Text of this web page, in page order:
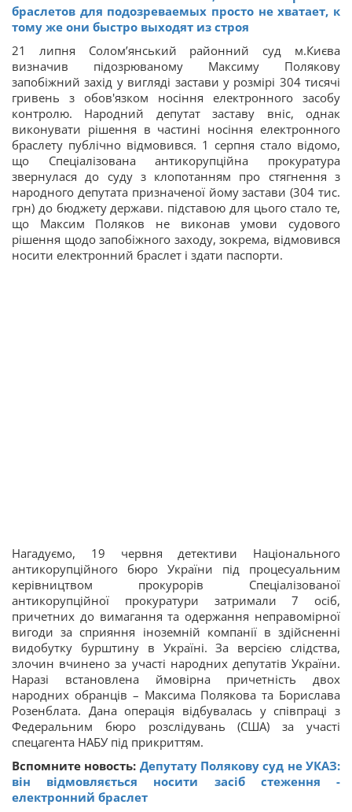
браслетов для подозреваемых просто не хватает, к
тому же они быстро выходят из строя
21 липня Солом’янський районний суд м.Києва
визначив підозрюваному Максиму Полякову
запобіжний захід у вигляді застави у розмірі 304 тисячі
гривень з обов'язком носіння електронного засобу
контролю. Народний депутат заставу вніс, однак
виконувати рішення в частині носіння електронного
браслету публічно відмовився. 1 серпня стало відомо,
що Спеціалізована антикорупційна прокуратура
звернулася до суду з клопотанням про стягнення з
народного депутата призначеної йому застави (304 тис.
грн) до бюджету держави. підставою для цього стало те,
що Максим Поляков не виконав умови судового
рішення щодо запобіжного заходу, зокрема, відмовився
носити електронний браслет і здати паспорти.
Нагадуємо, 19 червня детективи Національного
антикорупційного бюро України під процесуальним
керівництвом прокурорів Спеціалізованої
антикорупційної прокуратури затримали 7 осіб,
причетних до вимагання та одержання неправомірної
вигоди за сприяння іноземній компанії в здійсненні
видобутку бурштину в Україні. За версією слідства,
злочин вчинено за участі народних депутатів України.
Наразі встановлена ймовірна причетність двох
народних обранців – Максима Полякова та Борислава
Розенблата. Дана операція відбувалась у співпраці з
Федеральним бюро розслідувань (США) за участі
спецагента НАБУ під прикриттям.
Вспомните новость: Депутату Полякову суд не УКАЗ:
він відмовляється носити засіб стеження -
електронний браслет